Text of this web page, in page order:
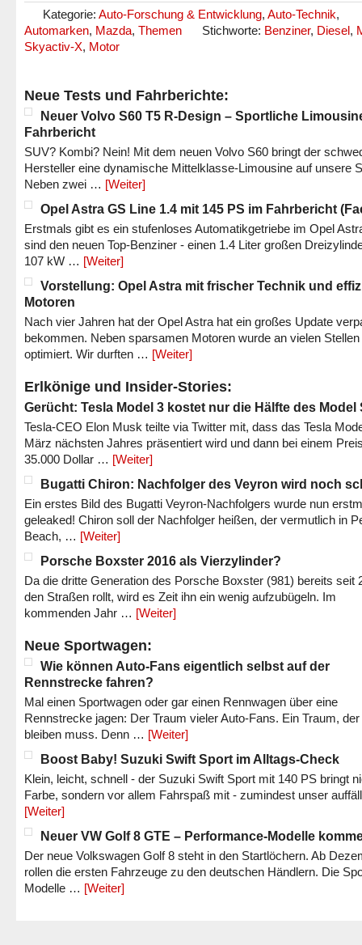
Kategorie: Auto-Forschung & Entwicklung, Auto-Technik,
Automarken, Mazda, Themen Stichworte: Benziner, Diesel,
Skyactiv-X, Motor
Neue Tests und Fahrberichte:
Neuer Volvo S60 T5 R-Design – Sportliche
Fahrbericht
SUV? Kombi? Nein! Mit dem neuen Volvo S60 bringt der
Hersteller eine dynamische Mittelklasse-Limousine auf unsere
Neben zwei … [Weiter]
Opel Astra GS Line 1.4 mit 145 PS im Fahrbericht
Erstmals gibt es ein stufenloses Automatikgetriebe im Opel
sind den neuen Top-Benziner - einen 1.4 Liter großen
107 kW … [Weiter]
Vorstellung: Opel Astra mit frischer Technik und
Motoren
Nach vier Jahren hat der Opel Astra hat ein großes Update
bekommen. Neben sparsamen Motoren wurde an vielen Stellen
optimiert. Wir durften … [Weiter]
Erlkönige und Insider-Stories:
Gerücht: Tesla Model 3 kostet nur die Hälfte des Model
Tesla-CEO Elon Musk teilte via Twitter mit, dass das Tesla
März nächsten Jahres präsentiert wird und dann bei einem
35.000 Dollar … [Weiter]
Bugatti Chiron: Nachfolger des Veyron wird noch
Ein erstes Bild des Bugatti Veyron-Nachfolgers wurde nun
geleaked! Chiron soll der Nachfolger heißen, der vermutlich in
Beach, … [Weiter]
Porsche Boxster 2016 als Vierzylinder?
Da die dritte Generation des Porsche Boxster (981) bereits seit
den Straßen rollt, wird es Zeit ihn ein wenig aufzubügeln. Im
kommenden Jahr … [Weiter]
Neue Sportwagen:
Wie können Auto-Fans eigentlich selbst auf der
Rennstrecke fahren?
Mal einen Sportwagen oder gar einen Rennwagen über eine
Rennstrecke jagen: Der Traum vieler Auto-Fans. Ein Traum,
bleiben muss. Denn … [Weiter]
Boost Baby! Suzuki Swift Sport im Alltags-Check
Klein, leicht, schnell - der Suzuki Swift Sport mit 140 PS bringt
Farbe, sondern vor allem Fahrspaß mit - zumindest unser
[Weiter]
Neuer VW Golf 8 GTE – Performance-Modelle
Der neue Volkswagen Golf 8 steht in den Startlöchern. Ab
rollen die ersten Fahrzeuge zu den deutschen Händlern. Die
Modelle … [Weiter]